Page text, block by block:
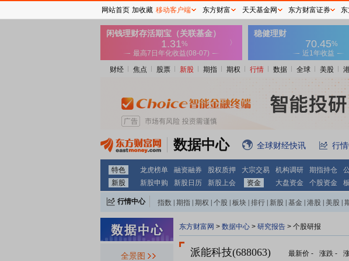
财经 焦点 股票 新股 期指 期权 行情 数据 全球 美股
数据中心 全球财经快讯 行
特色 龙虎榜单 融资融券 股权质押 大宗交易 机构调研 期指持仓
新股
新股申购 新股日历 新股上会 资金 大盘资金 个股资金
行情中心 指数 期指 期权 个股 板块 排行 新股 基金 港股 美股
全景图
东方财富网 > 数据中心 > 研究报告 > 个股研报
派能科技(688063) 最新价 - 涨跌 -
网站首页 加收藏 移动客户端 东方财富 天天基金网 东方财富证券